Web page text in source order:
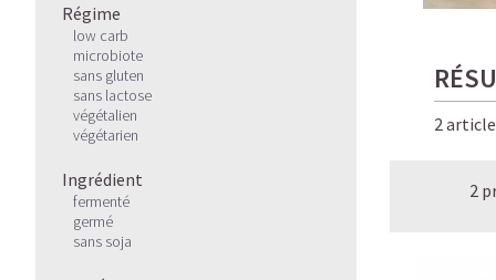
Régime
low carb
microbiote
sans gluten
sans lactose
végétalien
végétarien
Ingrédient
fermenté
germé
sans soja
2
2